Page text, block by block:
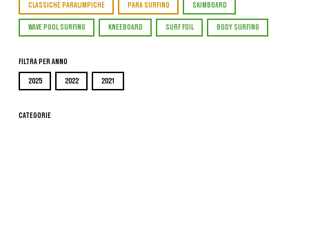
CLASSICHE PARALIMPICHE PARA SURFING SKIMBOARD
WAVE POOL SURFING KNEEBOARD SURF FOIL BODY SURFING
Filtra per Anno
2025 2022 2021
Categorie